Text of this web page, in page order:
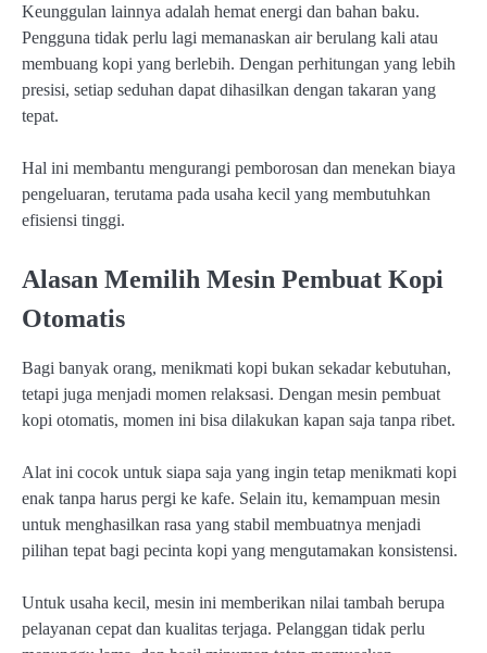
Keunggulan lainnya adalah hemat energi dan bahan baku.
Pengguna tidak perlu lagi memanaskan air berulang kali atau
membuang kopi yang berlebih. Dengan perhitungan yang lebih
presisi, setiap seduhan dapat dihasilkan dengan takaran yang
tepat.
Hal ini membantu mengurangi pemborosan dan menekan biaya
pengeluaran, terutama pada usaha kecil yang membutuhkan
efisiensi tinggi.
Alasan Memilih Mesin Pembuat Kopi
Otomatis
Bagi banyak orang, menikmati kopi bukan sekadar kebutuhan,
tetapi juga menjadi momen relaksasi. Dengan mesin pembuat
kopi otomatis, momen ini bisa dilakukan kapan saja tanpa ribet.
Alat ini cocok untuk siapa saja yang ingin tetap menikmati kopi
enak tanpa harus pergi ke kafe. Selain itu, kemampuan mesin
untuk menghasilkan rasa yang stabil membuatnya menjadi
pilihan tepat bagi pecinta kopi yang mengutamakan konsistensi.
Untuk usaha kecil, mesin ini memberikan nilai tambah berupa
pelayanan cepat dan kualitas terjaga. Pelanggan tidak perlu